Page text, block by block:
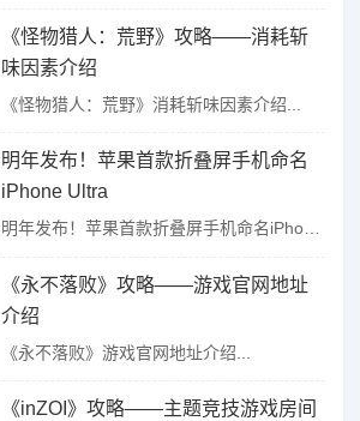
《怪物猎人：荒野》攻略——消耗斩
味因素介绍
《怪物猎人：荒野》消耗斩味因素介绍...
明年发布！苹果首款折叠屏手机命名
iPhone Ultra
明年发布！苹果首款折叠屏手机命名iPhone Ultra...
《永不落败》攻略——游戏官网地址
介绍
《永不落败》游戏官网地址介绍...
《inZOI》攻略——主题竞技游戏房间